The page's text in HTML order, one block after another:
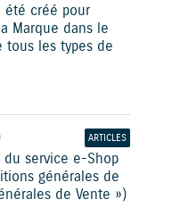
été créé pour
Marque dans le
tous les types de
ARTICLES
du service e-Shop
générales de
de Vente »)